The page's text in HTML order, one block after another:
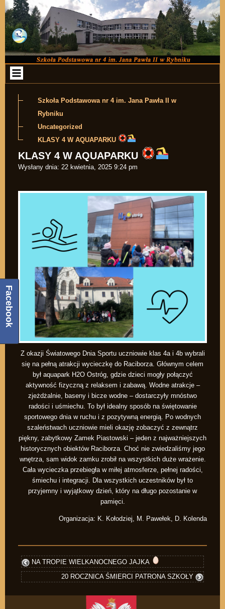
Przejdź do zawartości
Szkoła Podstawowa nr 4 im. Jana Pawła II w
Rybniku
Uncategorized
KLASY 4 W AQUAPARKU
KLASY 4 W AQUAPARKU
Wysłany dnia: 22 kwietnia, 2025 9:24 pm
Z okazji Światowego Dnia Sportu uczniowie klas 4a i 4b wybrali
się na pełną atrakcji wycieczkę do Raciborza. Głównym celem
był aquapark H2O Ostróg, gdzie dzieci mogły połączyć
aktywność fizyczną z relaksem i zabawą. Wodne atrakcje –
zjeżdżalnie, baseny i bicze wodne – dostarczyły mnóstwo
radości i uśmiechu. To był idealny sposób na świętowanie
sportowego dnia w ruchu i z pozytywną energią. Po wodnych
szaleństwach uczniowie mieli okazję zobaczyć z zewnątrz
piękny, zabytkowy Zamek Piastowski – jeden z najważniejszych
historycznych obiektów Raciborza. Choć nie zwiedzaliśmy jego
wnętrza, sam widok zamku zrobił na wszystkich duże wrażenie.
Cała wycieczka przebiegła w miłej atmosferze, pełnej radości,
śmiechu i integracji. Dla wszystkich uczestników był to
przyjemny i wyjątkowy dzień, który na długo pozostanie w
pamięci.
Organizacja: K. Kołodziej, M. Pawełek, D. Kolenda
NA TROPIE WIELKANOCNEGO JAJKA
20 ROCZNICA ŚMIERCI PATRONA SZKOŁY
Facebook